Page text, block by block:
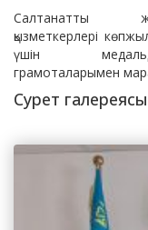
Салтанатты
қызметкерлері
үшін
грамоталарымен
Сурет галереясы